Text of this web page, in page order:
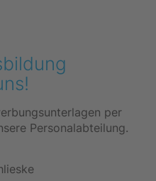
per
Personalabteilung.